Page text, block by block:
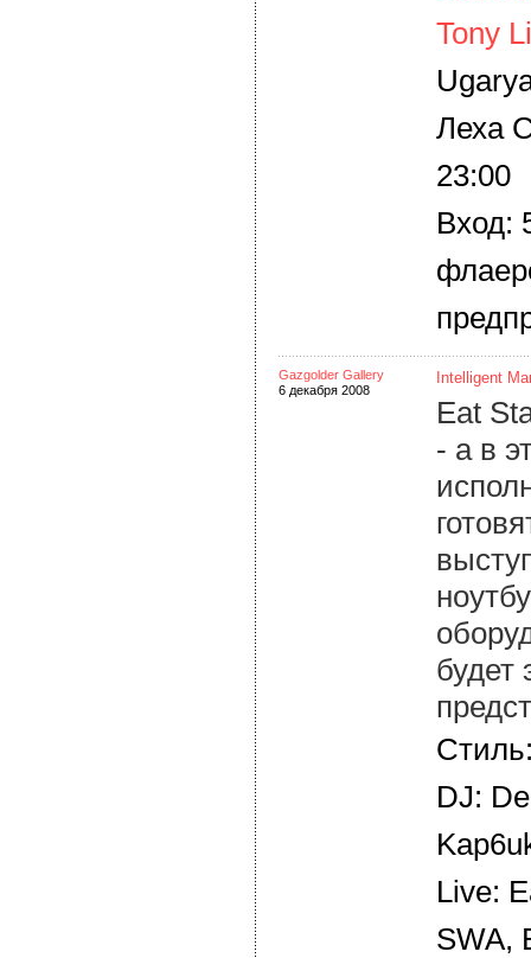
Tony
Леха
23:00
Вход:
Gazgolder Gallery
6 декабря 2008
Intelligent
Eat
- а в
будет
DJ:
Live:
SWA,